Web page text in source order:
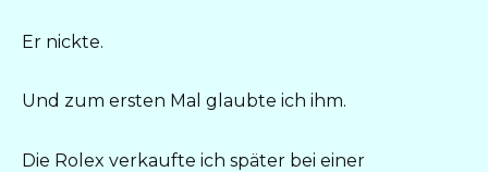
Er nickte.
Und zum ersten Mal glaubte ich ihm.
Die Rolex verkaufte ich später bei einer